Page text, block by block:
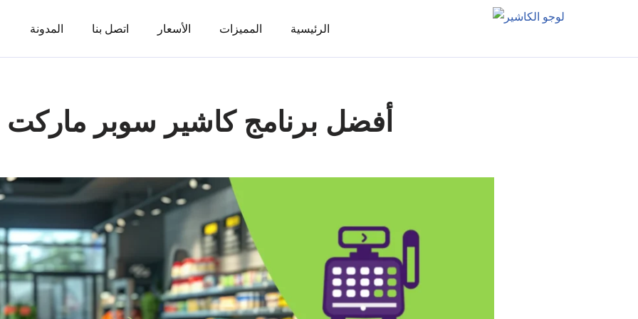
المدونة
اتصل بنا الأسعار المميزات الرئيسية
أفضل برنامج كاشير سوبر